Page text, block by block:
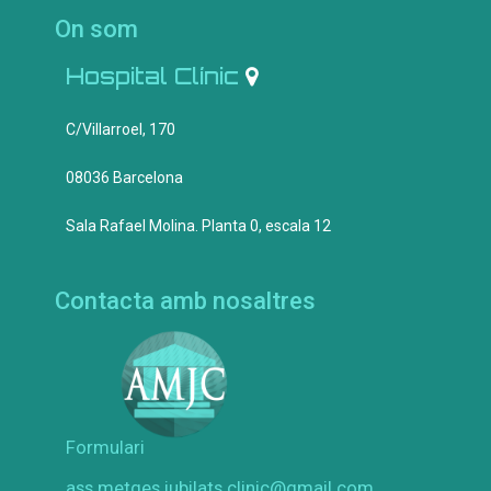
On som
Hospital Clínic
C/Villarroel, 170
08036 Barcelona
Sala Rafael Molina. Planta 0, escala 12
Contacta amb nosaltres
Formulari